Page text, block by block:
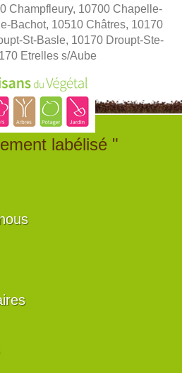
Champfleury, 10700 Chapelle-
Bachot, 10510 Châtres, 10170
St-Basle, 10170 Droupt-Ste-
Etrelles s/Aube
labélisé "